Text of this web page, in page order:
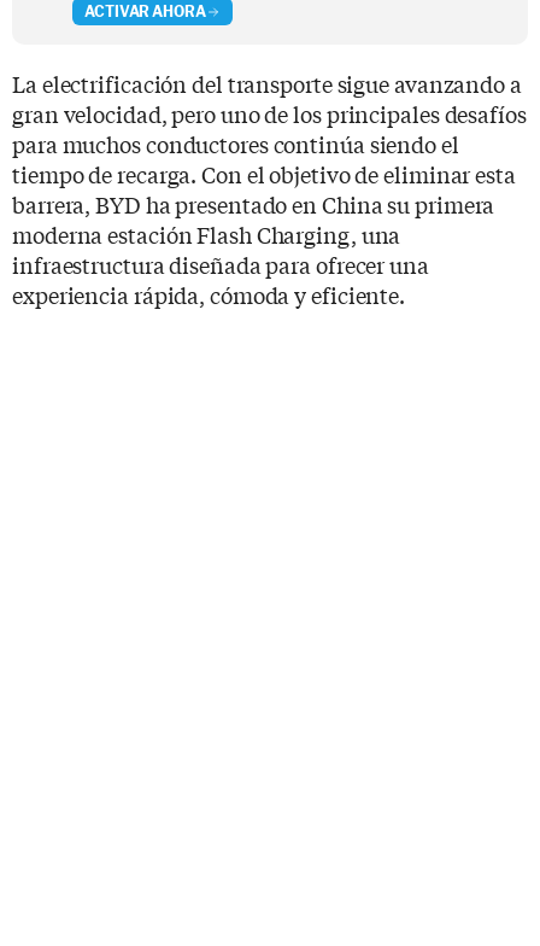
ACTIVAR AHORA
La electrificación del transporte sigue avanzando a
gran velocidad, pero uno de los principales desafíos
para muchos conductores continúa siendo el
tiempo de recarga. Con el objetivo de eliminar esta
barrera, BYD ha presentado en China su primera
moderna estación Flash Charging, una
infraestructura diseñada para ofrecer una
experiencia rápida, cómoda y eficiente.